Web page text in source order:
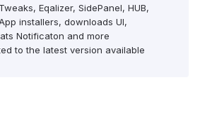
Eqalizer, SidePanel, HUB,
installers, downloads UI,
Notificaton and more
to the latest version available